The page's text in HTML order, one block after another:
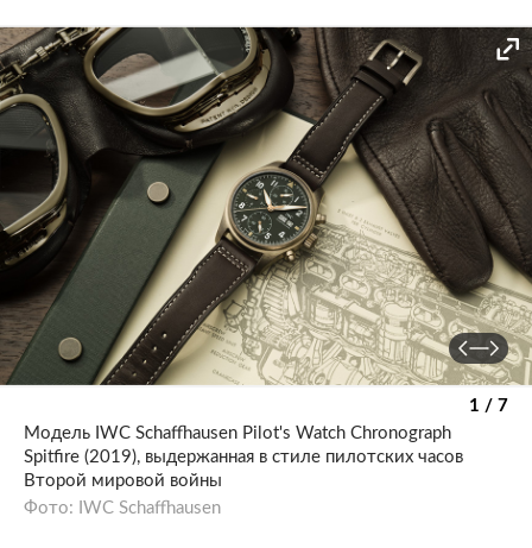
1 / 7
Модель IWC Schaffhausen Pilot's Watch Chronograph
Spitfire (2019), выдержанная в стиле пилотских часов
Второй мировой войны
Фото: IWC Schaffhausen